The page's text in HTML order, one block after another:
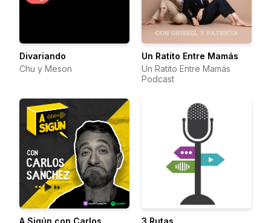
Divariando
Chu y Meson
Un Ratito Entre Mamás
Un Ratito Entre Mamás
Podcast
A Sigún con Carlos 3 Rutas